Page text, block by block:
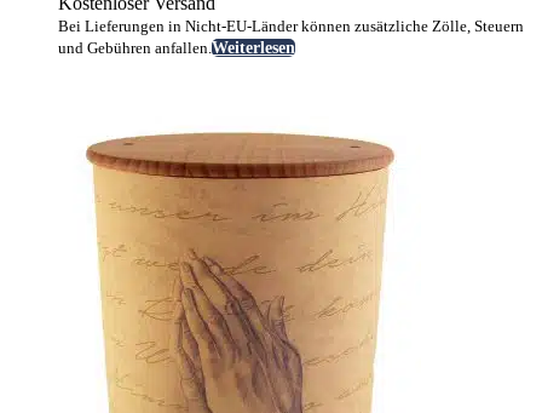
Bei Lieferungen in Nicht-EU-Länder können zusätzliche Zölle, Steuern
und Gebühren anfallen.Weiterlesen